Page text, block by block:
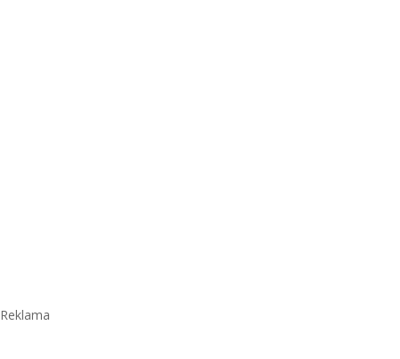
Reklama